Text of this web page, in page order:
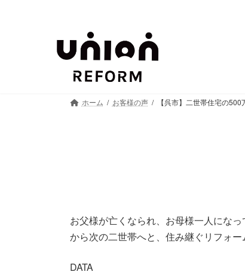
ホーム お客様の声 【呉市】二世帯住宅の
お父様が亡くなられ、お母様一人にな
から次の二世帯へと、住み継ぐリフォ
DATA